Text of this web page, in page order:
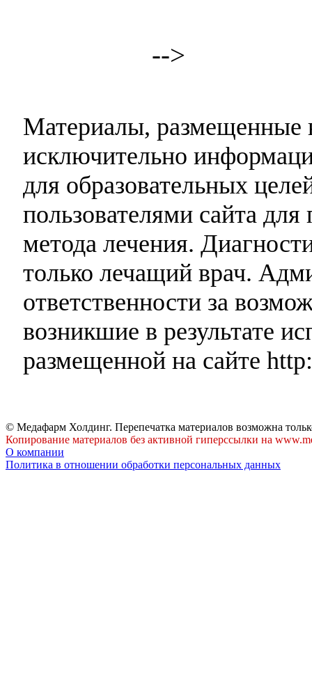
-->
Материалы, размещенные
исключительно
для образовательных
пользователями сайта
метода лечения.
только лечащий врач.
ответственности за
возникшие в результате
размещенной на сайте
© Медафарм Холдинг. Перепечатка материалов возможна
Копирование материалов без активной гиперссылки на
О компании
Политика в отношении обработки персональных данных